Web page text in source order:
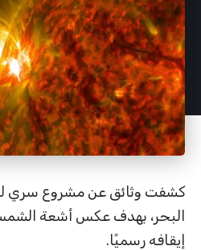
كشفت وثائق عن مشروع سري
البحر، بهدف عكس أشعة الشمس
إيقافه رسميًا.